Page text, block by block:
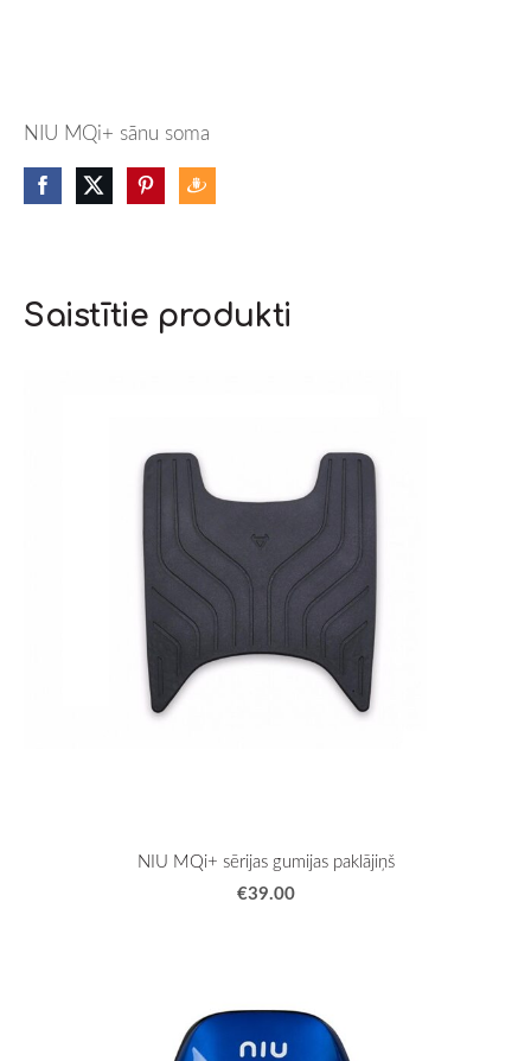
NIU MQi+ sānu soma
Saistītie produkti
NIU MQi+ sērijas gumijas paklājiņš
€39.00